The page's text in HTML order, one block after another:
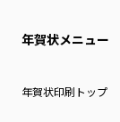
年賀状メニュー
年賀状印刷トップ